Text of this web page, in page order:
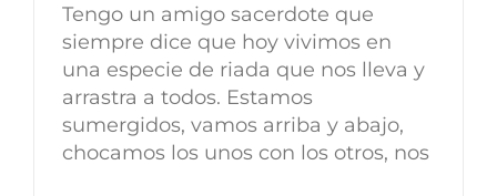
Tengo un amigo sacerdote que
siempre dice que hoy vivimos en
una especie de riada que nos lleva y
arrastra a todos. Estamos
sumergidos, vamos arriba y abajo,
chocamos los unos con los otros, nos